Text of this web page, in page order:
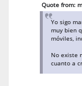
Quote from:
Yo sigo
muy bien
móviles,
No existe
cuanto a